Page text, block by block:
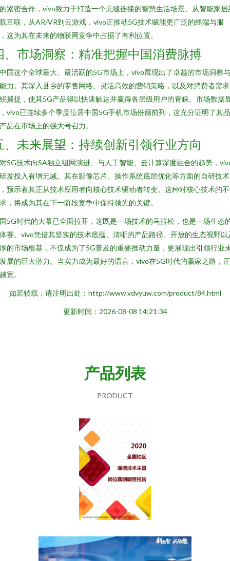
紧密合作，vivo致力于打造一个无缝连接的智慧生活场景。从智能家居
互联，从AR/VR到云游戏，vivo正推动5G技术赋能更广泛的终端与服
这为其在未来的物联网竞争中占据了有利位置。
、市场洞察：精准把握中国消费脉搏
国这个全球最大、最活跃的5G市场上，vivo展现出了卓越的市场洞察
力。其深入县乡的零售网络、灵活高效的营销策略，以及对消费者需
捕捉，使其5G产品得以快速触达并赢得各层级用户的青睐。市场数据
vivo已连续多个季度位居中国5G手机市场份额前列，这充分证明了其
品在市场上的强大号召力。
、未来展望：持续创新引领行业方向
5G技术向SA独立组网演进、与人工智能、云计算深度融合的趋势，
发投入有增无减。其在影像芯片、操作系统底层优化等方面的自研技
预示着其正从技术应用者向核心技术驱动者转变。这种对核心技术的
，将成为其在下一阶段竞争中保持领先的关键。
5G时代的大幕已全面拉开，这既是一场技术的马拉松，也是一场生态
赛。vivo凭借其坚实的技术底蕴、清晰的产品路径、开放的生态视野以
的市场根基，不仅成为了5G普及的重要推动力量，更展现出引领行业
展的巨大潜力。当实力成为最好的语言，vivo在5G时代的赢家之路，
宽。
如若转载，请注明出处：http://www.vdvyuw.com/product/84.html
更新时间：2026-08-08 14:21:34
产品列表
PRODUCT